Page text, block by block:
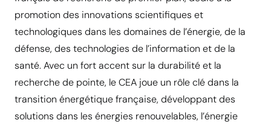
promotion des innovations scientifiques et
technologiques dans les domaines de l’énergie, de la
défense, des technologies de l’information et de la
santé. Avec un fort accent sur la durabilité et la
recherche de pointe, le CEA joue un rôle clé dans la
transition énergétique française, développant des
solutions dans les énergies renouvelables, l’énergie